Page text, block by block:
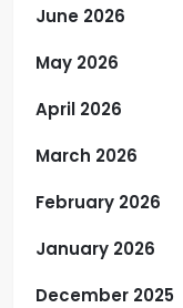
June 2026
May 2026
April 2026
March 2026
February 2026
January 2026
December 2025